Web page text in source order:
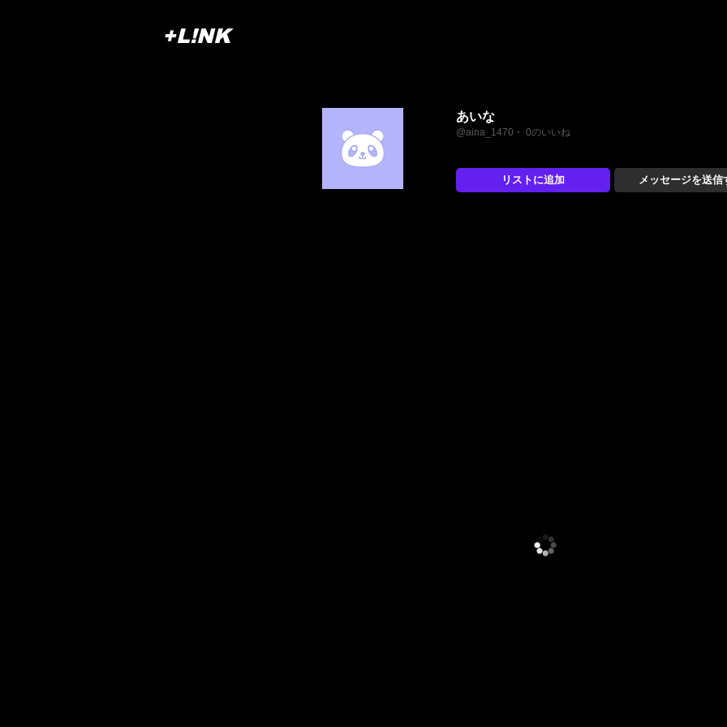
+L!NK
あいな
@aina_1470・ 0のいいね
リストに追加 メッセージを送信